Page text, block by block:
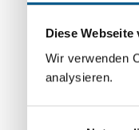
Diese
Wir verwenden
analysieren.
Bitte